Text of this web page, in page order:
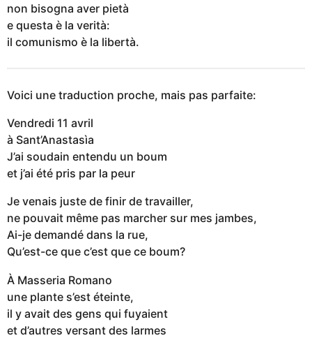
non bisogna aver pietà
e questa è la verità:
il comunismo è la libertà.
Voici une traduction proche, mais pas parfaite:
Vendredi 11 avril
à Sant’Anastasìa
J’ai soudain entendu un boum
et j’ai été pris par la peur
Je venais juste de finir de travailler,
ne pouvait même pas marcher sur mes jambes,
Ai-je demandé dans la rue,
Qu’est-ce que c’est que ce boum?
À Masseria Romano
une plante s’est éteinte,
il y avait des gens qui fuyaient
et d’autres versant des larmes